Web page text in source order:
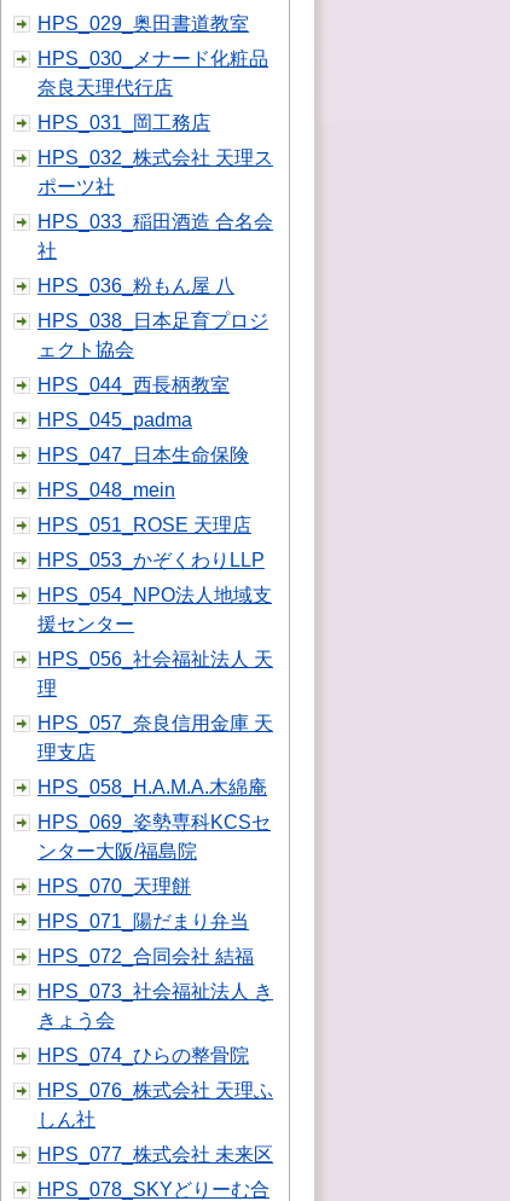
HPS_029_奥田書道教室
HPS_030_メナード化粧品
奈良天理代行店
HPS_031_岡工務店
HPS_032_株式会社 天理ス
ポーツ社
HPS_033_稲田酒造 合名会
社
HPS_036_粉もん屋 八
HPS_038_日本足育プロジ
ェクト協会
HPS_044_西長柄教室
HPS_045_padma
HPS_047_日本生命保険
HPS_048_mein
HPS_051_ROSE 天理店
HPS_053_かぞくわりLLP
HPS_054_NPO法人地域支
援センター
HPS_056_社会福祉法人 天
理
HPS_057_奈良信用金庫 天
理支店
HPS_058_H.A.M.A.木綿庵
HPS_069_姿勢専科KCSセ
ンター大阪/福島院
HPS_070_天理餅
HPS_071_陽だまり弁当
HPS_072_合同会社 結福
HPS_073_社会福祉法人 き
きょう会
HPS_074_ひらの整骨院
HPS_076_株式会社 天理ふ
しん社
HPS_077_株式会社 未来区
HPS_078_SKYどりーむ合